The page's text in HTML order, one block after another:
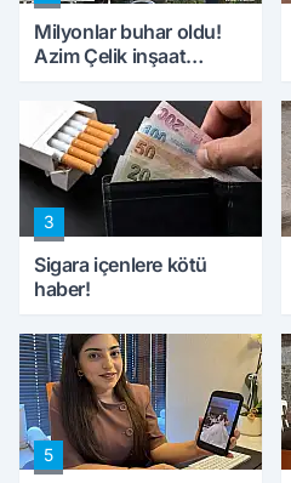
Milyonlar buhar oldu!
Azim Çelik inşaat
konuştu
3
Sigara içenlere kötü
haber!
5